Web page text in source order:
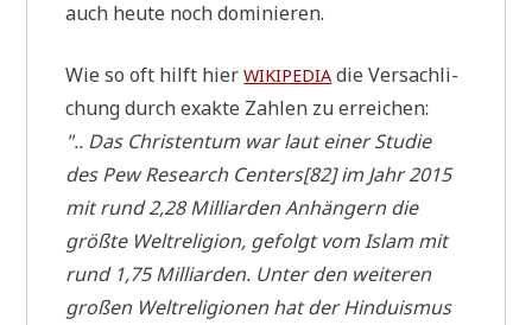
auch heu­te noch dominieren.
Wie so oft hilft hierWIKIPEDIA die Ver­sach­li­
chung durch exak­te Zah­len zu erreichen:
".. Das Chri­sten­tum war laut einer Stu­die
des Pew Rese­arch Centers[82] im Jahr 2015
mit rund 2,28 Mil­li­ar­den Anhän­gern die
größ­te Welt­re­li­gi­on, gefolgt vom Islam mit
rund 1,75 Mil­li­ar­den. Unter den wei­te­ren
gro­ßen Welt­re­li­gio­nen hat der Hin­du­is­mus